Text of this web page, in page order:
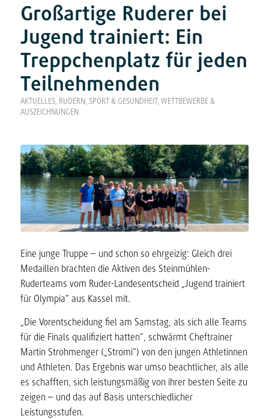
Großartige Ruderer bei
Jugend trainiert: Ein
Treppchenplatz für jeden
Teilnehmenden
AKTUELLES, RUDERN SPORT & GESUNDHEIT, WETTBEWERBE &
AUSZEICHNUNGEN
Eine junge Truppe – und schon so ehrgeizig: Gleich drei
Medaillen brachten die Aktiven des Steinmühlen-
Ruderteams vom Ruder-Landesentscheid „Jugend trainiert
für Olympia“ aus Kassel mit.
„Die Vorentscheidung fiel am Samstag, als sich alle Teams
für die Finals qualifiziert hatten“, schwärmt Cheftrainer
Martin Strohmenger („Stromi“) von den jungen Athletinnen
und Athleten. Das Ergebnis war umso beachtlicher, als alle
es schafften, sich leistungsmäßig von ihrer besten Seite zu
zeigen – und das auf Basis unterschiedlicher
Leistungsstufen.